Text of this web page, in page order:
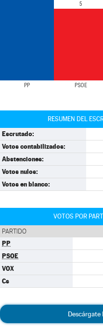
PP PSOE
5
RESUMEN DEL
Escrutado:
Votos contabilizados:
Abstenciones:
Votos nulos:
Votos en blanco:
VOTOS POR
PARTIDO
PP
PSOE
VOX
Cs
Descárgate